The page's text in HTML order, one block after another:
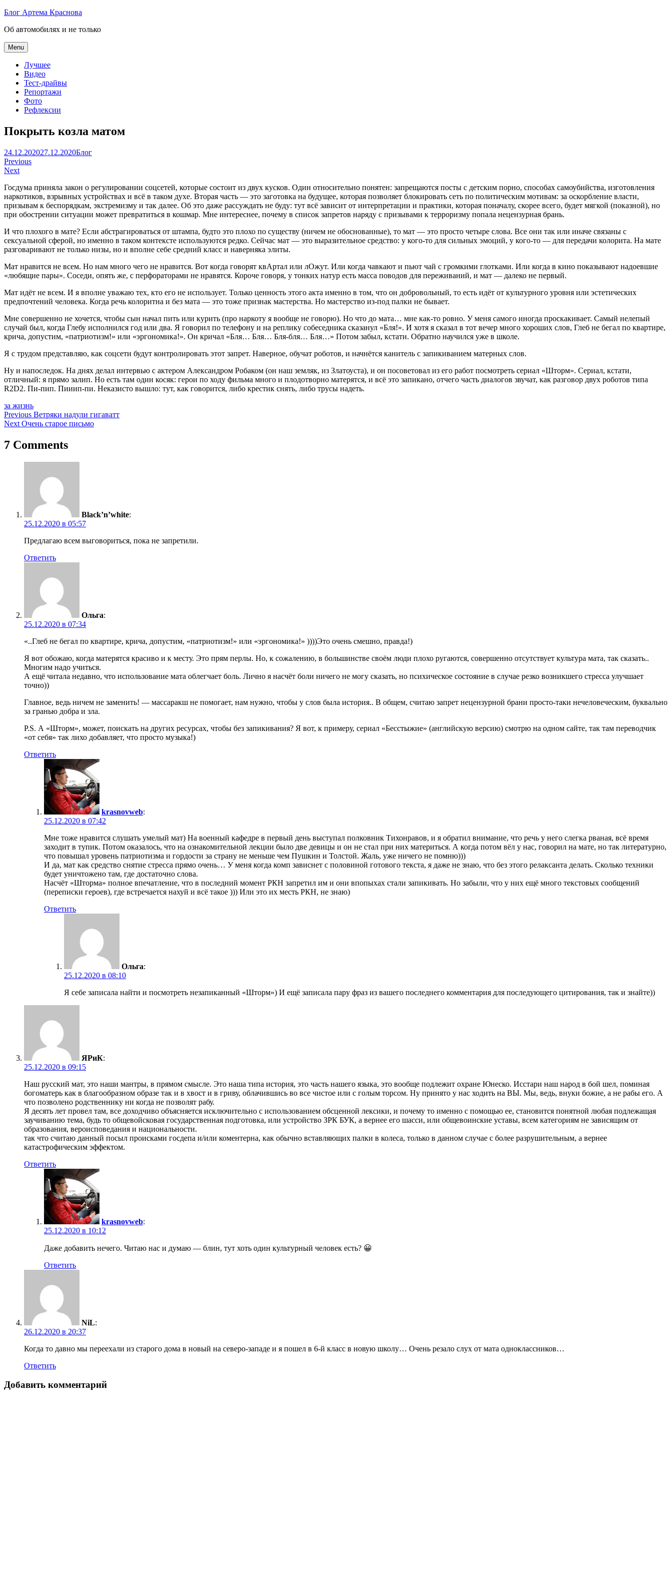
Skip
content
Блог Артема Краснова
Об автомобилях и не только
Menu
Лучшее
Видео
Тест-драйвы
Репортажи
Фото
Рефлексии
Покрыть козла матом
Артем
Краснов
24.12.202027.12.2020Блог
Навигация
по
записям
Previous
Next
Госдума приняла закон о регулировании соцсетей, которые состоит из двух кусков. Один относительно понятен: запрещаются посты с детским порно, способах самоубийства, изготовления
наркотиков, взрывных устройствах и всё в таком духе. Вторая часть — это заготовка на будущее, которая позволяет блокировать сеть по политическим мотивам: за оскорбление власти,
призывам к беспорядкам, экстремизму и так далее. Об это даже рассуждать не буду: тут всё зависит от интерпретации и практики, которая поначалу, скорее всего, будет мягкой (показной), но
при обострении ситуации может превратиться в кошмар. Мне интереснее, почему в список запретов наряду с призывами к терроризму попала нецензурная брань.
И что плохого в мате? Если абстрагироваться от штампа, будто это плохо по существу (ничем не обоснованные), то мат — это просто четыре слова. Все они так или иначе связаны с
сексуальной сферой, но именно в таком контексте используются редко. Сейчас мат — это выразительное средство: у кого-то для сильных эмоций, у кого-то — для передачи колорита. На мате
разговаривают не только низы, но и вполне себе средний класс и наверняка элиты.
Мат нравится не всем. Но нам много чего не нравится. Вот когда говорят квАртал или лОжут. Или когда чавкают и пьют чай с громкими глотками. Или когда в кино показывают надоевшие
«любящие пары». Соседи, опять же, с перфораторами не нравятся. Короче говоря, у тонких натур есть масса поводов для переживаний, и мат — далеко не первый.
Мат идёт не всем. И я вполне уважаю тех, кто его не использует. Только ценность этого акта именно в том, что он добровольный, то есть идёт от культурного уровня или эстетических
предпочтений человека. Когда речь колоритна и без мата — это тоже признак мастерства. Но мастерство из-под палки не бывает.
Мне совершенно не хочется, чтобы сын начал пить или курить (про наркоту я вообще не говорю). Но что до мата… мне как-то ровно. У меня самого иногда проскакивает. Самый нелепый
случай был, когда Глебу исполнился год или два. Я говорил по телефону и на реплику собеседника сказанул «Бля!». И хотя я сказал в тот вечер много хороших слов, Глеб не бегал по квартире,
крича, допустим, «патриотизм!» или «эргономика!». Он кричал «Бля… Бля… Бля-бля… Бля…» Потом забыл, кстати. Обратно научился уже в школе.
Я с трудом представляю, как соцсети будут контролировать этот запрет. Наверное, обучат роботов, и начнётся канитель с запикиванием матерных слов.
Ну и напоследок. На днях делал интервью с актером Александром Робаком (он наш земляк, из Златоуста), и он посоветовал из его работ посмотреть сериал «Шторм». Сериал, кстати,
отличный: я прямо залип. Но есть там один косяк: герои по ходу фильма много и плодотворно матерятся, и всё это запикано, отчего часть диалогов звучат, как разговор двух роботов типа
R2D2. Пи-пип. Пииип-пи. Неказисто вышло: тут, как говорится, либо крестик снять, либо трусы надеть.
за жизнь
Навигация
по
записям
Previous Ветряки надули гигаватт
Next Очень старое письмо
7 Comments
Black’n’white:
25.12.2020 в 05:57
Предлагаю всем выговориться, пока не запретили.
Ответить
Ольга:
25.12.2020 в 07:34
«..Глеб не бегал по квартире, крича, допустим, «патриотизм!» или «эргономика!» ))))Это очень смешно, правда!)
Я вот обожаю, когда матерятся красиво и к месту. Это прям перлы. Но, к сожалению, в большинстве своём люди плохо ругаются, совершенно отсутствует культура мата, так сказать..
Многим надо учиться.
А ещё читала недавно, что использование мата облегчает боль. Лично я насчёт боли ничего не могу сказать, но психическое состояние в случае резко возникшего стресса улучшает
точно))
Главное, ведь ничем не заменить! — массаракш не помогает, нам нужно, чтобы у слов была история.. В общем, считаю запрет нецензурной брани просто-таки нечеловеческим, буквально
за гранью добра и зла.
P.S. А «Шторм», может, поискать на других ресурсах, чтобы без запикивания? Я вот, к примеру, сериал «Бесстыжие» (английскую версию) смотрю на одном сайте, так там переводчик
«от себя» так лихо добавляет, что просто музыка!)
Ответить
krasnovweb:
25.12.2020 в 07:42
Мне тоже нравится слушать умелый мат) На военный кафедре в первый день выступал полковник Тихонравов, и я обратил внимание, что речь у него слегка рваная, всё время
заходит в тупик. Потом оказалось, что на ознакомительной лекции было две девицы и он не стал при них материться. А когда потом вёл у нас, говорил на мате, но так литературно,
что повышал уровень патриотизма и гордости за страну не меньше чем Пушкин и Толстой. Жаль, уже ничего не помню)))
И да, мат как средство снятие стресса прямо очень… У меня когда комп зависнет с половиной готового текста, я даже не знаю, что без этого релаксанта делать. Сколько техники
будет уничтожено там, где достаточно слова.
Насчёт «Шторма» полное впечатление, что в последний момент РКН запретил им и они впопыхах стали запикивать. Но забыли, что у них ещё много текстовых сообщений
(переписки героев), где встречается нахуй и всё такое ))) Или это их месть РКН, не знаю)
Ответить
Ольга:
25.12.2020 в 08:10
Я себе записала найти и посмотреть незапиканный «Шторм») И ещё записала пару фраз из вашего последнего комментария для последующего цитирования, так и знайте))
ЯРиК:
25.12.2020 в 09:15
Наш русский мат, это наши мантры, в прямом смысле. Это наша типа история, это часть нашего языка, это вообще подлежит охране Юнеско. Исстари наш народ в бой шел, поминая
богоматерь как в благообразном образе так и в хвост и в гриву, облачившись во все чистое или с голым торсом. Ну принято у нас ходить на ВЫ. Мы, ведь, внуки божие, а не рабы его. А
что позволено родственнику ни когда не позволят рабу.
Я десять лет провел там, все доходчиво объясняется исключительно с использованием обсценной лексики, и почему то именно с помощью ее, становится понятной любая подлежащая
заучиванию тема, будь то общевойсковая государственная подготовка, или устройство ЗРК БУК, а вернее его шасси, или общевоинские уставы, всем категориям не зависящим от
образования, вероисповедания и национальности.
так что считаю данный посыл происками госдепа и/или коментерна, как обычно вставляющих палки в колеса, только в данном случае с более разрушительным, а вернее
катастрофическим эффектом.
Ответить
krasnovweb:
25.12.2020 в 10:12
Даже добавить нечего. Читаю нас и думаю — блин, тут хоть один культурный человек есть? 😀
Ответить
NiL:
26.12.2020 в 20:37
Когда то давно мы переехали из старого дома в новый на северо-западе и я пошел в 6-й класс в новую школу… Очень резало слух от мата одноклассников…
Ответить
Добавить комментарий